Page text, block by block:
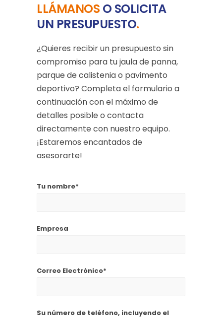
LLÁMANOS O SOLICITA
UN PRESUPUESTO.
¿Quieres recibir un presupuesto sin
compromiso para tu jaula de panna,
parque de calistenia o pavimento
deportivo? Completa el formulario a
continuación con el máximo de
detalles posible o contacta
directamente con nuestro equipo.
¡Estaremos encantados de
asesorarte!
Tu nombre*
Empresa
Correo Electrónico*
Su número de teléfono, incluyendo el